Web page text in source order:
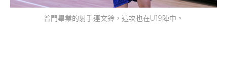
普門畢業的射手連文鈴，這次也在U19陣中。